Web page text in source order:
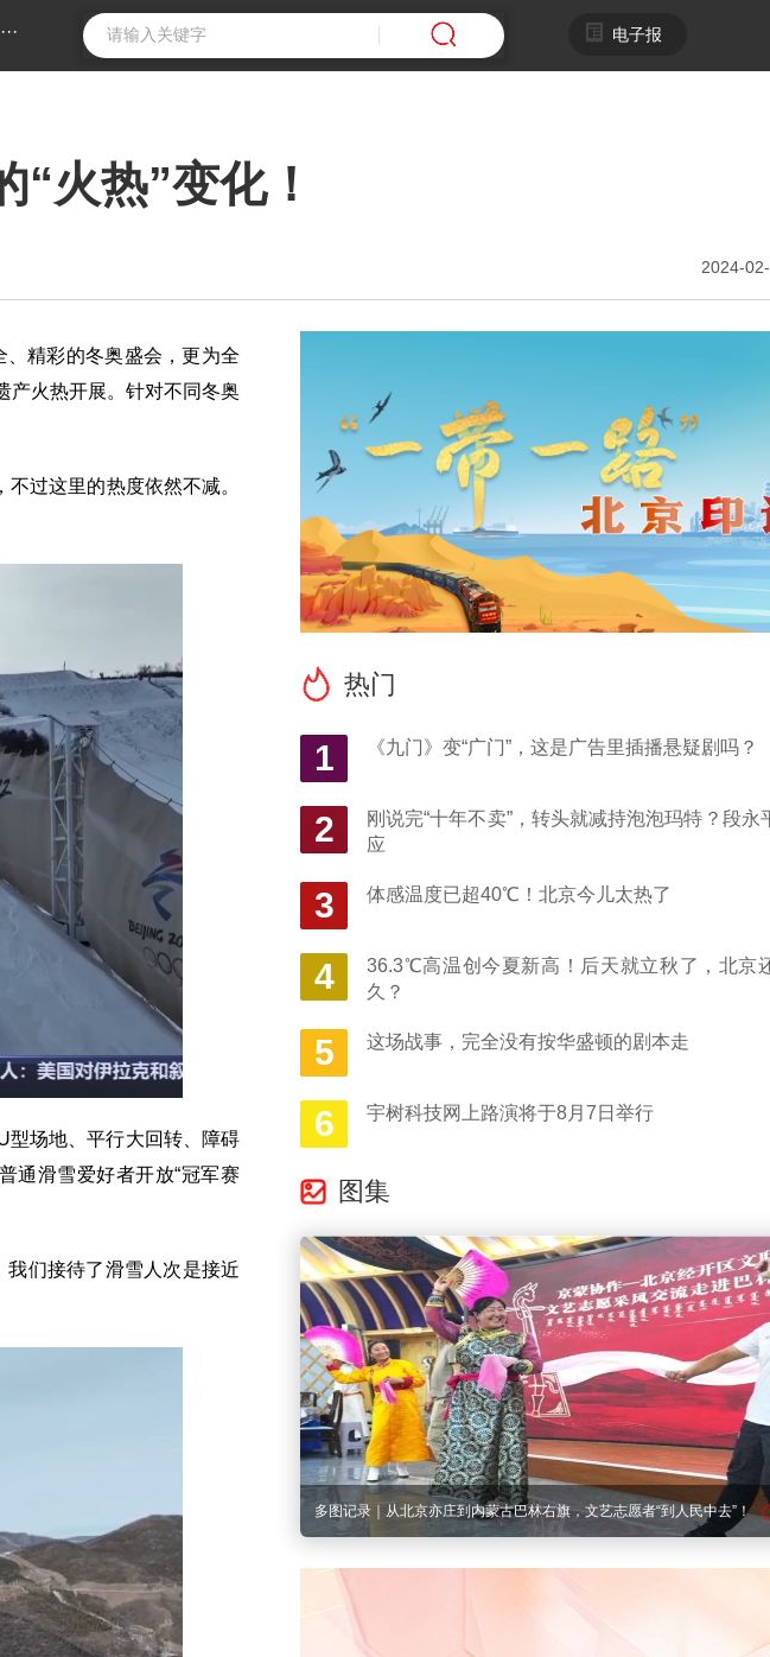
··· 电子报
火热”变化！
2024-
精彩的冬奥盛会，更为全
产火热开展。针对不同冬奥
过这里的热度依然不减。
型场地、平行大回转、障碍
通滑雪爱好者开放“冠军赛
们接待了滑雪人次是接近
热门
1 《九门》变“广门”，这是广告里插播悬疑剧吗？
2
刚说完“十年不卖”，转头就减持泡泡玛特？段永
应
3 体感温度已超40℃！北京今儿太热了
4
36.3℃高温创今夏新高！后天就立秋了，北京
久？
5 这场战事，完全没有按华盛顿的剧本走
6 宇树科技网上路演将于8月7日举行
图集
在城市醒来之前，朝霞已留下绚烂的浪漫